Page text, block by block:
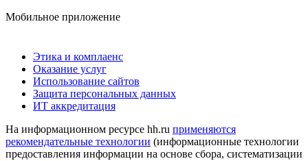
Мобильное приложение
Этика и комплаенс
Оказание услуг
Использование сайтов
Защита персональных данных
ИТ аккредитация
На информационном ресурсе hh.ru применяются
рекомендательные технологии (информационные технологии
предоставления информации на основе сбора, систематизации